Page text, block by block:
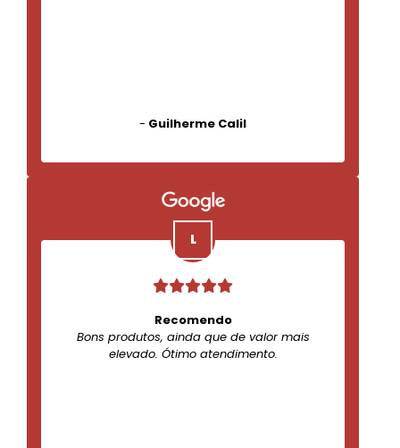
- Guilherme Calil
Recomendo
Bons produtos, ainda que de valor mais
elevado. Ótimo atendimento.